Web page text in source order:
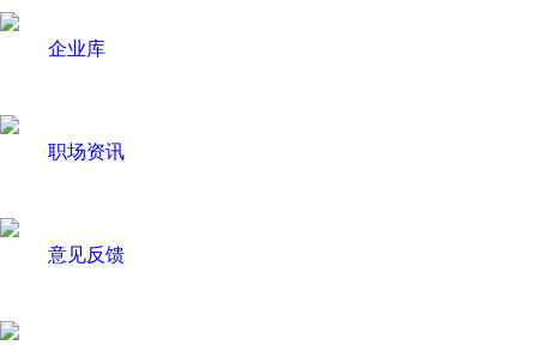
企业库
职场资讯
意见反馈